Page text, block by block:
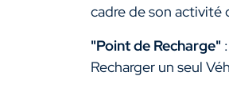
cadre de son activité
"Point de Recharge"
Recharger un seul